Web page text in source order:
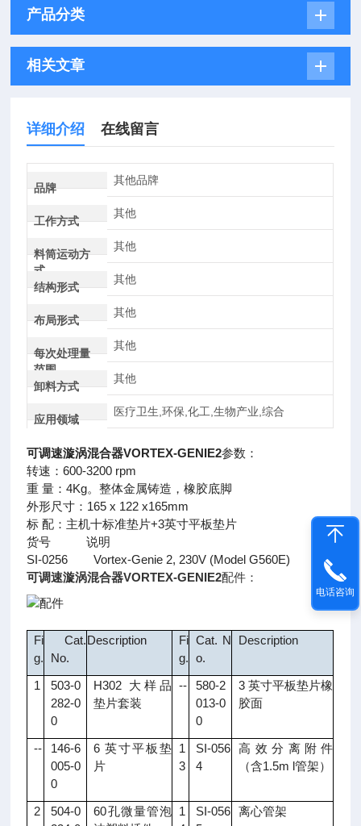
产品分类
相关文章
详细介绍 在线留言
品牌
其他品牌
工作方式
其他
料筒运动方
式
其他
结构形式
其他
布局形式
其他
每次处理量
范围
其他
卸料方式
其他
应用领域
医疗卫生,环保,化工,生物产业,综合
可调速漩涡混合器VORTEX-GENIE2参数：
转速：600-3200 rpm
重 量：4Kg。整体金属铸造，橡胶底脚
外形尺寸：165 x 122 x165mm
标 配：主机十标准垫片+3英寸平板垫片
货号 说明
SI-0256 Vortex-Genie 2, 230V (Model G560E)
可调速漩涡混合器VORTEX-GENIE2配件：
Fi
g.
Cat.
No.
Description
Fi
g.
Cat. N
o.
Description
1
503-0
282-0
0
H302 大样品
垫片套装
--
580-2
013-0
0
3 英寸平板垫片橡
胶面
--
146-6
005-0
0
6 英寸平板垫
片
1
3
SI-056
4
高效分离附件
（含1.5m l管架）
2
504-0
60孔微量管泡 1
SI-056
离心管架
电话咨询